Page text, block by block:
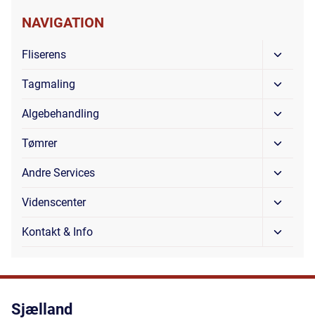
NAVIGATION
Fliserens
Skift
Tagmaling
Skift
Algebehandling
Skift
Tømrer
Skift
Andre Services
Skift
Videnscenter
Skift
Kontakt & Info
Skift
Sjælland